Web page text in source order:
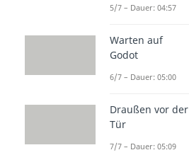
liegt eine
Venusstatue
Lied über die
Venus, die in
und junge
erkennt die
der schönen
5/7 – Dauer: 04:57
Warten auf
Godot
6/7 – Dauer: 05:00
Draußen vor der
Tür
7/7 – Dauer: 05:09